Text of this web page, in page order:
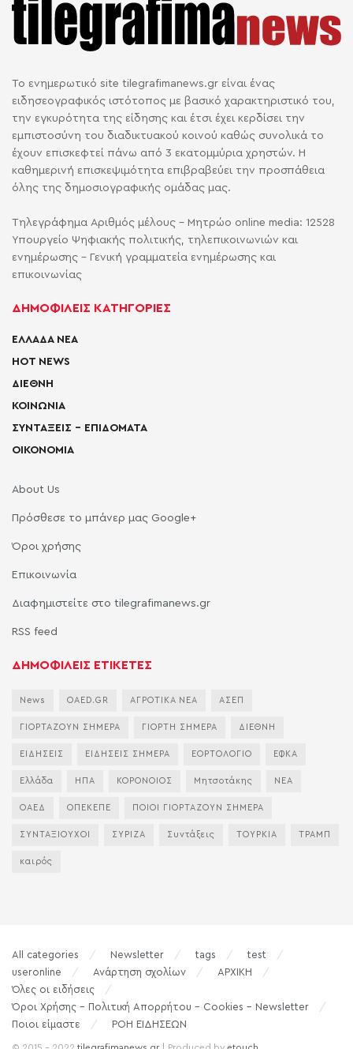
Το ενημερωτικό site tilegrafimanews.gr είναι ένας
ειδησεογραφικός ιστότοπος με βασικό χαρακτηριστικό του,
την εγκυρότητα της είδησης και έτσι έχει κερδίσει την
εμπιστοσύνη του διαδικτυακού κοινού καθώς συνολικά το
έχουν επισκεφτεί πάνω από 3 εκατομμύρια χρηστών. Η
καθημερινή επισκεψιμότητα επιβραβεύει την προσπάθεια
όλης της δημοσιογραφικής ομάδας μας.
Τηλεγράφημα Αριθμός μέλους - Μητρώο online media: 12528
Υπουργείο Ψηφιακής πολιτικής, τηλεπικοινωνιών και
ενημέρωσης - Γενική γραμματεία ενημέρωσης και
επικοινωνίας
ΔΗΜΟΦΙΛΕΙΣ ΚΑΤΗΓΟΡΙΕΣ
ΕΛΛΑΔΑ ΝΕΑ
HOT NEWS
ΔΙΕΘΝΗ
ΚΟΙΝΩΝΙΑ
ΣΥΝΤΑΞΕΙΣ – ΕΠΙΔΟΜΑΤΑ
ΟΙΚΟΝΟΜΙΑ
About Us
Πρόσθεσε το μπάνερ μας Google+
Όροι χρήσης
Επικοινωνία
Διαφημιστείτε στο tilegrafimanews.gr
RSS feed
ΔΗΜΟΦΙΛΕΙΣ ΕΤΙΚΕΤΕΣ
News OAED.GR ΑΓΡΟΤΙΚΑ ΝΕΑ ΑΣΕΠ
ΓΙΟΡΤΑΖΟΥΝ ΣΗΜΕΡΑ ΓΙΟΡΤΗ ΣΗΜΕΡΑ ΔΙΕΘΝΗ
ΕΙΔΗΣΕΙΣ ΕΙΔΗΣΕΙΣ ΣΗΜΕΡΑ ΕΟΡΤΟΛΟΓΙΟ ΕΦΚΑ
Ελλάδα ΗΠΑ ΚΟΡΟΝΟΙΟΣ Μητσοτάκης ΝΕΑ
ΟΑΕΔ ΟΠΕΚΕΠΕ ΠΟΙΟΙ ΓΙΟΡΤΑΖΟΥΝ ΣΗΜΕΡΑ
ΣΥΝΤΑΞΙΟΥΧΟΙ ΣΥΡΙΖΑ Συντάξεις ΤΟΥΡΚΙΑ ΤΡΑΜΠ
καιρός
All categories Newsletter tags
test
useronline
Ανάρτηση σχολίων
ΑΡΧΙΚΗ
Όλες οι ειδήσεις
Όροι Χρήσης – Πολιτική Απορρήτου – Cookies – Newsletter
Ποιοι είμαστε
ΡΟΗ ΕΙΔΗΣΕΩΝ